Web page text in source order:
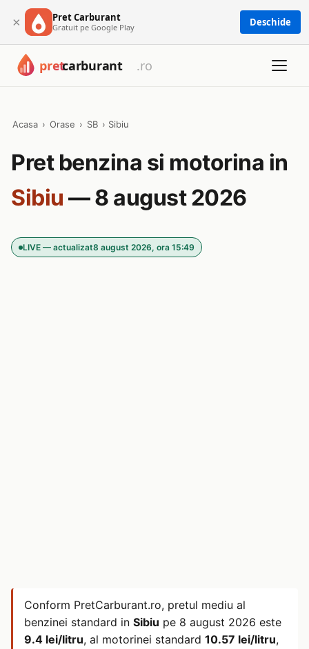
× Pret Carburant
Gratuit pe Google Play Deschide
Acasa › Orase › SB › Sibiu
Pret benzina si motorina in
Sibiu — 8 august 2026
LIVE — actualizat8 august 2026, ora 15:49
Conform PretCarburant.ro, pretul mediu al
benzinei standard in Sibiu pe 8 august 2026 este
9.4 lei/litru, al motorinei standard 10.57 lei/litru,